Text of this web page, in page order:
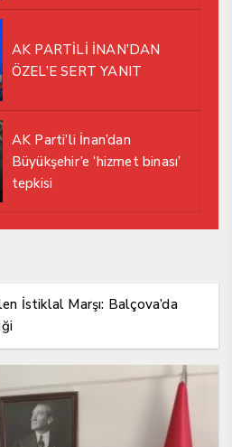
AK PARTİLİ İNAN’DAN
ÖZEL’E SERT YANIT
AK Parti’li İnan’dan
Büyükşehir’e ‘hizmet binası’
tepkisi
İstiklal Marşı: Balçova’da